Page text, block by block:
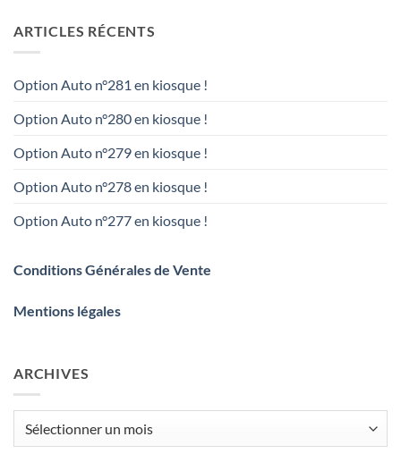
ARTICLES RÉCENTS
Option Auto n°281 en kiosque !
Option Auto n°280 en kiosque !
Option Auto n°279 en kiosque !
Option Auto n°278 en kiosque !
Option Auto n°277 en kiosque !
Conditions Générales de Vente
Mentions légales
ARCHIVES